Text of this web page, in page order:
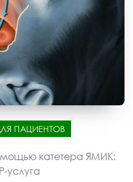
ПАЦИЕНТОВ
катетера ЯМИК:
услуга